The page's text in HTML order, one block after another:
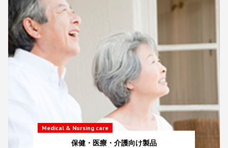
Medical & Nursing care
保健・医療・介護向け製品